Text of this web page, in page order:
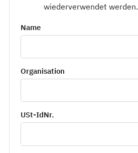
wiederverwendet werden.
Name
Organisation
USt-IdNr.